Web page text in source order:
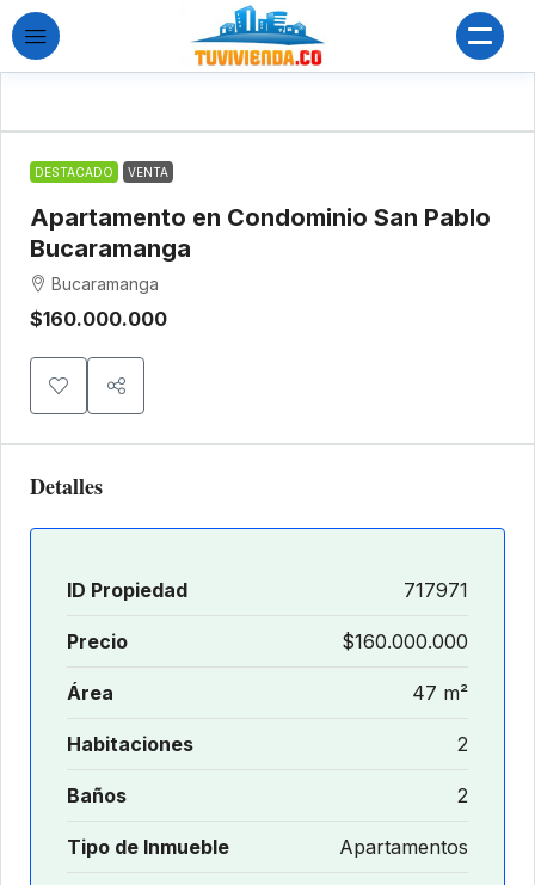
DESTACADO VENTA
Apartamento en Condominio San Pablo
Bucaramanga
Bucaramanga
$160.000.000
Detalles
ID Propiedad 717971
Precio $160.000.000
Área 47 m²
Habitaciones 2
Baños 2
Tipo de Inmueble Apartamentos